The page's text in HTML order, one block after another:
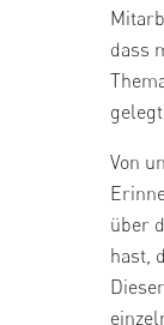
dass
Von
über
hast,